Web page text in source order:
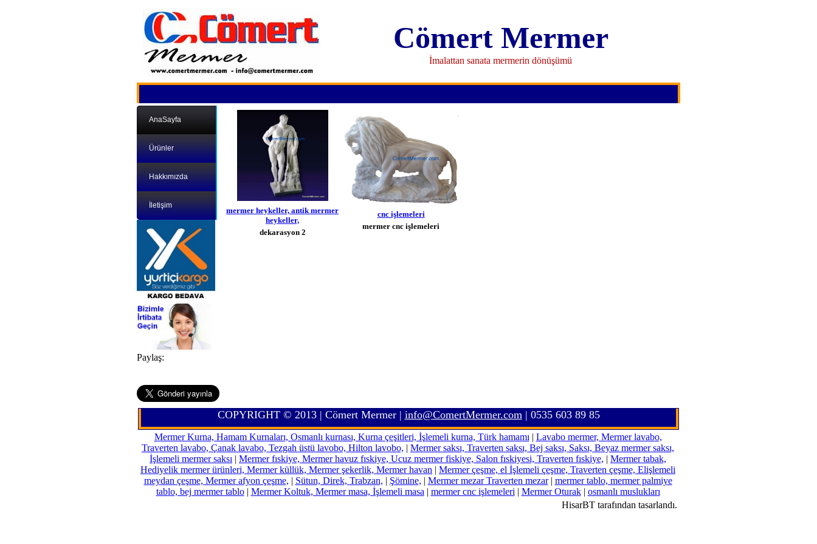
Cömert Mermer
İmalattan sanata mermerin dönüşümü
AnaSayfa
Ürünler
Hakkımızda
İletişim
Paylaş:
mermer heykeller, antik mermer
heykeller,
dekarasyon 2
cnc işlemeleri
mermer cnc işlemeleri
COPYRIGHT © 2013 | Cömert Mermer | info@ComertMermer.com| 0535 603 89 85
Mermer Kurna, Hamam Kurnaları, Osmanlı kurnası, Kurna çeşitleri, İşlemeli kurna, Türk hamamı | Lavabo mermer, Mermer lavabo,
Traverten lavabo, Çanak lavabo, Tezgah üstü lavobo, Hilton lavobo, | Mermer saksı, Traverten saksı, Bej saksı, Saksı, Beyaz mermer saksı,
İşlemeli mermer saksı | Mermer fıskiye, Mermer havuz fıskiye, Ucuz mermer fiskiye, Salon fıskiyesi, Traverten fıskiye, | Mermer tabak,
Hediyelik mermer ürünleri, Mermer küllük, Mermer şekerlik, Mermer havan | Mermer çeşme, el İşlemeli çeşme, Traverten çeşme, Elişlemeli
meydan çeşme, Mermer afyon çeşme, | Sütun, Direk, Trabzan, | Şömine, | Mermer mezar Traverten mezar| mermer tablo, mermer palmiye
tablo, bej mermer tablo| Mermer Koltuk, Mermer masa, İşlemeli masa | mermer cnc işlemeleri | Mermer Oturak| osmanlı muslukları
HisarBT tarafından tasarlandı.